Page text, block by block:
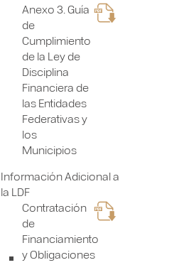
Anexo 3. Guía
de
Cumplimiento
de la Ley de
Disciplina
Financiera de
las Entidades
Federativas y
los
Municipios
Información Adicional a
la LDF
Contratación
de
Financiamiento
y Obligaciones